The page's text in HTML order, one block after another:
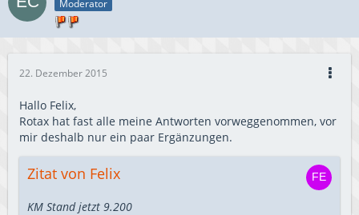
Moderator
22. Dezember 2015
Hallo Felix,
Rotax hat fast alle meine Antworten vorweggenommen, vor
mir deshalb nur ein paar Ergänzungen.
Zitat von Felix
KM Stand jetzt 9.200